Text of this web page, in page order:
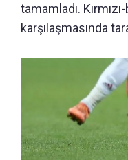
tamamladı.
karşılaşmasında